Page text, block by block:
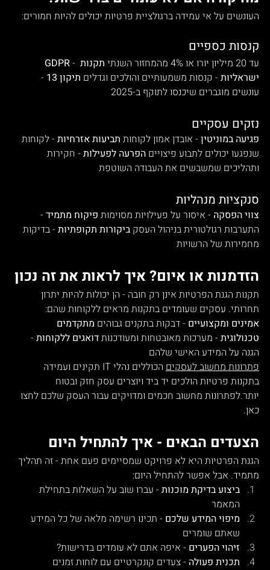
העונשים על אי עמידה ברגולציית פרטיות יכולים להיות חמורים:
קנסות כספיים
GDPR - עד 20 מיליון יורו או 4% מהמחזור השנתי
תקנות
ישראליות - קנסות משמעותיים והולכים וגדלים תיקון 13
-
עונשים מוגברים שיכנסו לתוקף ב-2025
נזקים עסקיים
פגיעה במוניטין - אובדן אמון לקוחות תביעות אזרחיות - לקוחות
שנפגעו יכולים לתבוע פיצויים הפרעה לפעילות - חקירות
ותהליכים שמשבשים את העבודה השוטפת
סנקציות מנהליות
צווי הפסקה - איסור על פעילויות מסוימות פיקוח מתמיד -
התערבות רגולטורית בניהול העסק ביקורות תקופתיות - בדיקות
מחמירות של הרשויות
הזדמנות או איום? איך לראות את זה נכון
תקנות הגנת הפרטיות אינן רק חובה - הן יכולות להיות יתרון
תחרותי. עסקים שעומדים בתקנות מראים ללקוחות שהם:
אמינים ומקצועיים - דבקות בתקנים גבוהים מתקדמים
טכנולוגית - מערכות מאובטחות ומעודכנות דואגים ללקוחות -
הגנה על המידע האישי שלהם
פתרונות מחשוב לעסקים
הכוללים נהלי IT תקינים ועמידה
בתקנות פרטיות הולכים יד ביד ויוצרים עסק חזק ובטוח
יותר.לפתרונות מחשוב חכמים ומדויקים עבור העסק שלכם לחצו
כאן.
הצעדים הבאים - איך להתחיל היום
הגנת הפרטיות היא לא פרויקט שמסיימים פעם אחת - זה תהליך
מתמיד. אבל אפשר להתחיל היום:
ביצוע בדיקת מוכנות - עברו שוב על השאלות בתחילת
המאמר
מיפוי המידע שלכם - תכינו רשימה מלאה של כל המידע
שאתם שומרים
זיהוי הפערים - איפה אתם לא עומדים בדרישות?
תכנית פעולה - צעדים קונקרטיים עם לוחות זמנים